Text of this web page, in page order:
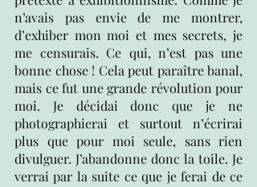
n’avais pas envie de me montrer,
d’exhiber mon moi et mes secrets, je
me censurais. Ce qui, n’est pas une
bonne chose ! Cela peut paraître banal,
mais ce fut une grande révolution pour
moi. Je décidai donc que je ne
photographierai et surtout n’écrirai
plus que pour moi seule, sans rien
divulguer. J’abandonne donc la toile. Je
verrai par la suite ce que je ferai de ce